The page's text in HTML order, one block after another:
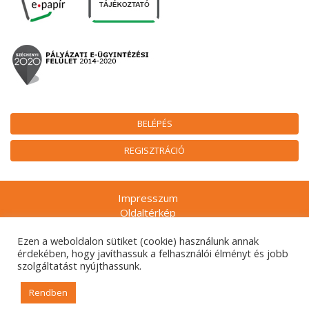
BELÉPÉS
REGISZTRÁCIÓ
Impresszum
Oldaltérkép
Adatkezelési tájékoztatók
Technikai ajánlás
Gyakran ismételt kérdések
Ezen a weboldalon sütiket (cookie) használunk annak
érdekében, hogy javíthassuk a felhasználói élményt és jobb
szolgáltatást nyújthassunk.
Rendben